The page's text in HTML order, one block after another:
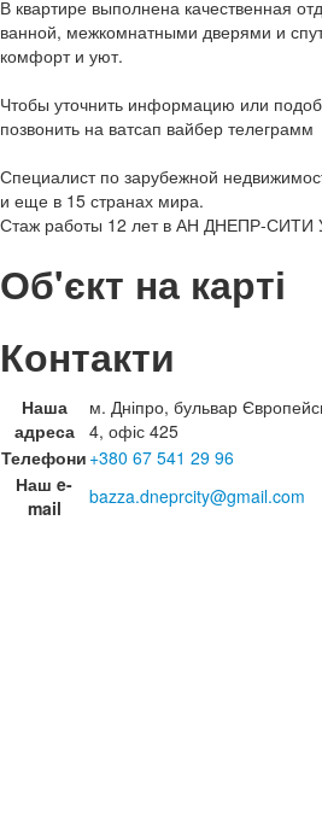
В квартире выполнена качественная
ванной, межкомнатными дверями и
комфорт и уют.
Чтобы уточнить информацию или
позвонить на ватсап вайбер телеграмм
Специалист по зарубежной
и еще в 15 странах мира.
Стаж работы 12 лет в АН ДНЕПР-СИТИ
Об'єкт на карті
Контакти
Наша
адреса
м. Дніпро, бульвар
4, офіс 425
Телефони +380 67 541 29 96
Наш e-
mail
bazza.dneprcity@gmail.com